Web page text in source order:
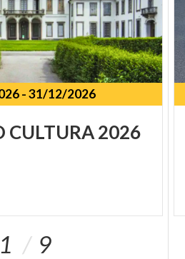
-31/12/2026
CULTURA2026
1 9